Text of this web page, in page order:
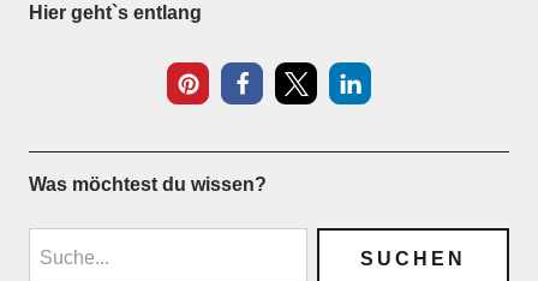
Hier geht`s entlang
2
Was möchtest du wissen?